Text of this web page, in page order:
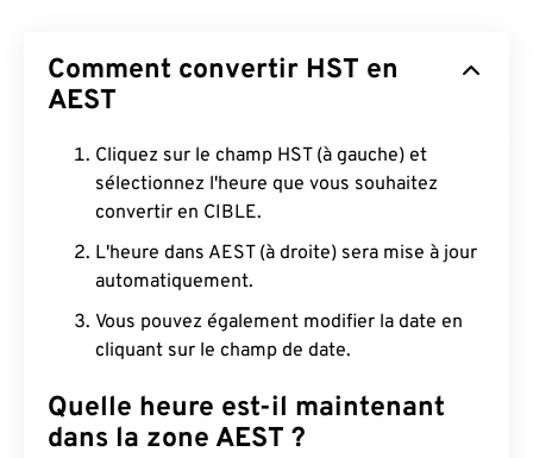
Comment convertir HST en
AEST
Cliquez sur le champ HST (à gauche) et
sélectionnez l'heure que vous souhaitez
convertir en CIBLE.
L'heure dans AEST (à droite) sera mise à jour
automatiquement.
Vous pouvez également modifier la date en
cliquant sur le champ de date.
Quelle heure est-il maintenant
dans la zone AEST ?